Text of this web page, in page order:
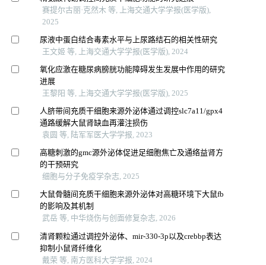
赛提尔古丽·克然木 等, 上海交通大学学报(医学版),
2025
尿液中蛋白结合毒素水平与上尿路结石的相关性研究
王文姬 等, 上海交通大学学报(医学版), 2024
氧化应激在糖尿病膀胱功能障碍发生发展中作用的研究
进展
王黎阳 等, 上海交通大学学报(医学版), 2025
人脐带间充质干细胞来源外泌体通过调控slc7a11/gpx4
通路缓解大鼠肾缺血再灌注损伤
袁圆 等, 陆军军医大学学报, 2023
高糖刺激的gmc源外泌体促进足细胞焦亡及通络益肾方
的干预研究
细胞与分子免疫学杂志, 2025
大鼠骨髓间充质干细胞来源外泌体对高糖环境下大鼠fb
的影响及其机制
武岳 等, 中华烧伤与创面修复杂志, 2026
清肾颗粒通过调控外泌体、mir-330-3p以及crebbp表达
抑制小鼠肾纤维化
戴荣 等, 南方医科大学学报, 2024